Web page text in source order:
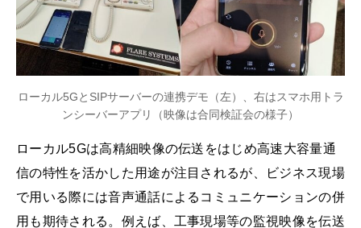
ローカル5GとSIPサーバーの連携デモ（左）、右はスマホ用トラ
ンシーバーアプリ（映像は合同検証会の様子）
ローカル5Gは高精細映像の伝送をはじめ高速大容量通
信の特性を活かした用途が注目されるが、ビジネス現場
で用いる際には音声通話によるコミュニケーションの併
用も期待される。例えば、工事現場等の監視映像を伝送